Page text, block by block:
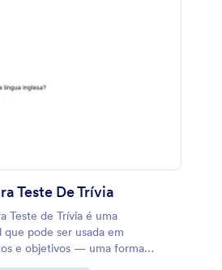
Teste De Trívia
Teste de Trívia é uma
pode ser usada em
e objetivos — uma forma
e envolvente de entreter,